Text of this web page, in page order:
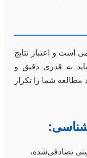
و اعتبار نتایج
به قدری دقیق و
شما را تکرار
تصادفی‌شده،